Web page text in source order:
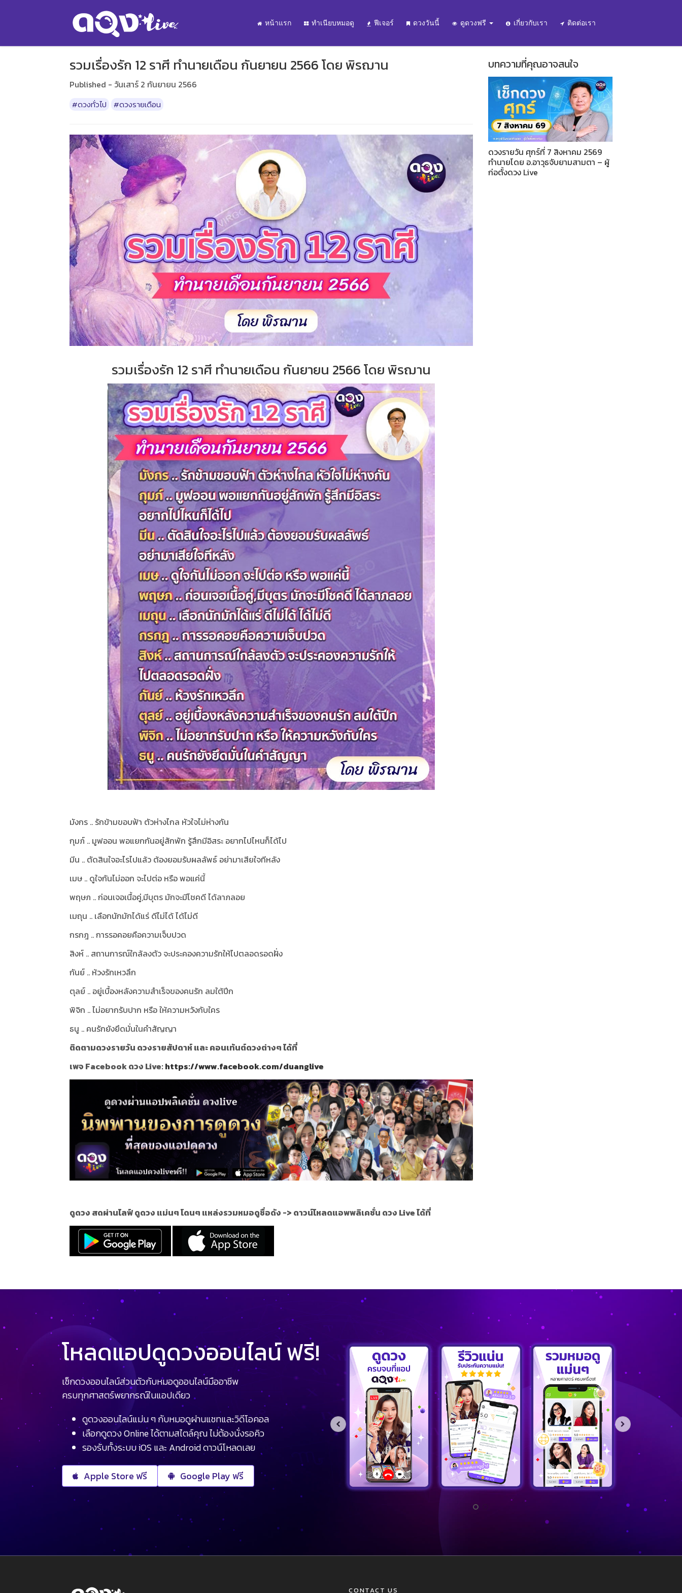
หน้าแรก ทำเนียบหมอดู ฟีเจอร์ ดวงวันนี้ ดูดวงฟรี เกี่ยวกับเรา ติดต่อเรา
รวมเรื่องรัก 12 ราศี ทำนายเดือน กันยายน 2566 โดย พิรฌาน
Published - วันเสาร์ 2 กันยายน 2566
#ดวงทั่วไป #ดวงรายเดือน
รวมเรื่องรัก 12 ราศี ทำนายเดือน กันยายน 2566 โดย พิรฌาน
มังกร .. รักข้ามขอบฟ้า ตัวห่างไกล หัวใจไม่ห่างกัน
กุมภ์ .. มูฟออน พอแยกกันอยู่สักพัก รู้สึกมีอิสระ อยากไปไหนก็ได้ไป
มีน .. ตัดสินใจอะไรไปแล้ว ต้องยอมรับผลลัพธ์ อย่ามาเสียใจทีหลัง
เมษ .. ดูใจกันไม่ออก จะไปต่อ หรือ พอแค่นี้
พฤษภ .. ก่อนเจอเนื้อคู่,มีบุตร มักจะมีโชคดี ได้ลาภลอย
เมถุน .. เลือกนักมักได้แร่ ดีไม่ได้ ได้ไม่ดี
กรกฎ .. การรอคอยคือความเจ็บปวด
สิงห์ .. สถานการณ์ใกล้ลงตัว จะประคองความรักให้ไปตลอดรอดฝั่ง
กันย์ .. ห้วงรักเหวลึก
ตุลย์ .. อยู่เบื้องหลังความสำเร็จของคนรัก ลมใต้ปีก
พิจิก .. ไม่อยากรับปาก หรือ ให้ความหวังกับใคร
ธนู .. คนรักยังยึดมั่นในคำสัญญา
ติดตามดวงรายวัน ดวงรายสัปดาห์ และ คอนเท้นต์ดวงต่างๆ ได้ที่
เพจ Facebook ดวง Live:https://www.facebook.com/duanglive
ดูดวง สดผ่านไลฟ์ ดูดวง แม่นๆ โดนๆ แหล่งรวมหมอดูชื่อดัง -> ดาวน์โหลดแอพพลิเคชั่น ดวง Live ได้ที่
บทความที่คุณอาจสนใจ
ดวงรายวัน ศุกร์ที่ 7 สิงหาคม 2569
ทำนายโดย อ.อาวุธจับยามสามตา – ผู้
ก่อตั้งดวง Live
โหลดแอปดูดวงออนไลน์ ฟรี!
เช็กดวงออนไลน์ส่วนตัวกับหมอดูออนไลน์มืออาชีพ
ครบทุกศาสตร์พยากรณ์ในแอปเดียว
ดูดวงออนไลน์แม่น ๆ กับหมอดูผ่านแชทและวิดีโอคอล
เลือกดูดวง Online ได้ตามสไตล์คุณ ไม่ต้องนั่งรอคิว
รองรับทั้งระบบ iOS และ Android ดาวน์โหลดเลย
Apple Store ฟรี Google Play ฟรี
CONTACT US